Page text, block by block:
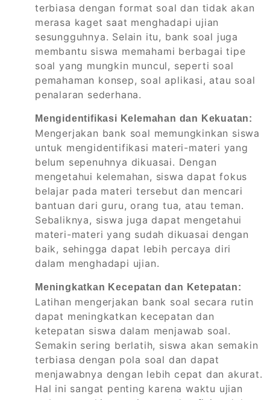
terbiasa dengan format soal dan tidak akan
merasa kaget saat menghadapi ujian
sesungguhnya. Selain itu, bank soal juga
membantu siswa memahami berbagai tipe
soal yang mungkin muncul, seperti soal
pemahaman konsep, soal aplikasi, atau soal
penalaran sederhana.
Mengidentifikasi Kelemahan dan Kekuatan:
Mengerjakan bank soal memungkinkan siswa
untuk mengidentifikasi materi-materi yang
belum sepenuhnya dikuasai. Dengan
mengetahui kelemahan, siswa dapat fokus
belajar pada materi tersebut dan mencari
bantuan dari guru, orang tua, atau teman.
Sebaliknya, siswa juga dapat mengetahui
materi-materi yang sudah dikuasai dengan
baik, sehingga dapat lebih percaya diri
dalam menghadapi ujian.
Meningkatkan Kecepatan dan Ketepatan:
Latihan mengerjakan bank soal secara rutin
dapat meningkatkan kecepatan dan
ketepatan siswa dalam menjawab soal.
Semakin sering berlatih, siswa akan semakin
terbiasa dengan pola soal dan dapat
menjawabnya dengan lebih cepat dan akurat.
Hal ini sangat penting karena waktu ujian